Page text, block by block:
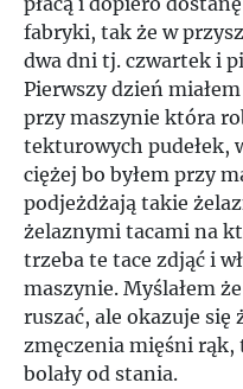
fabryki, tak że w
dwa dni tj. czwartek i
Pierwszy dzień
przy maszynie która
tekturowych pudełek,
ciężej bo byłem przy
podjeżdżają takie
żelaznymi tacami na
trzeba te tace zdjąć i
maszynie. Myślałem
ruszać, ale okazuje się
zmęczenia mięśni
bolały od stania.